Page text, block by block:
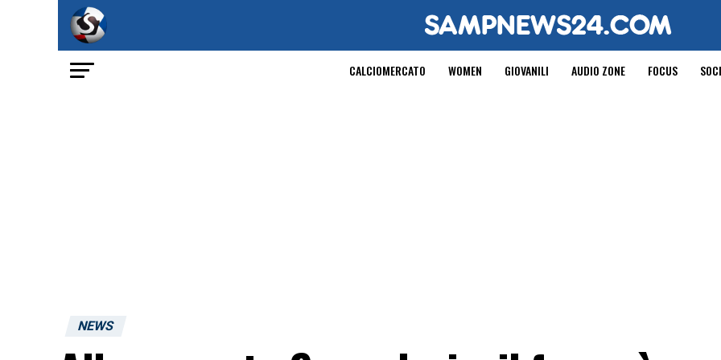
CALCIOMERCATO WOMEN GIOVANILI AUDIO ZONE FOCUS
NEWS